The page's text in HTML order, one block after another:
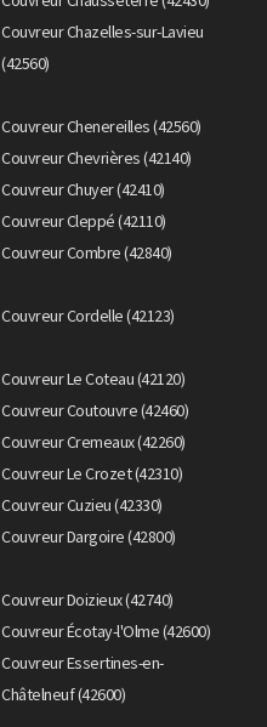
Couvreur Chazelles-sur-Lavieu
(42560)
Couvreur Chenereilles (42560)
Couvreur Chevrières (42140)
Couvreur Chuyer (42410)
Couvreur Cleppé (42110)
Couvreur Combre (42840)
Couvreur Cordelle (42123)
Couvreur Le Coteau (42120)
Couvreur Coutouvre (42460)
Couvreur Cremeaux (42260)
Couvreur Le Crozet (42310)
Couvreur Cuzieu (42330)
Couvreur Dargoire (42800)
Couvreur Doizieux (42740)
Couvreur Écotay-l'Olme (42600)
Couvreur Essertines-en-
Châtelneuf (42600)